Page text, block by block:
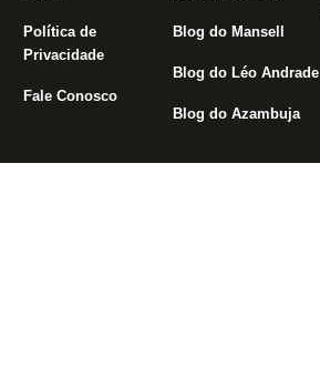
Política de
Privacidade
Fale Conosco
Blog do Mansell
Blog do Léo Andrade
Blog do Azambuja